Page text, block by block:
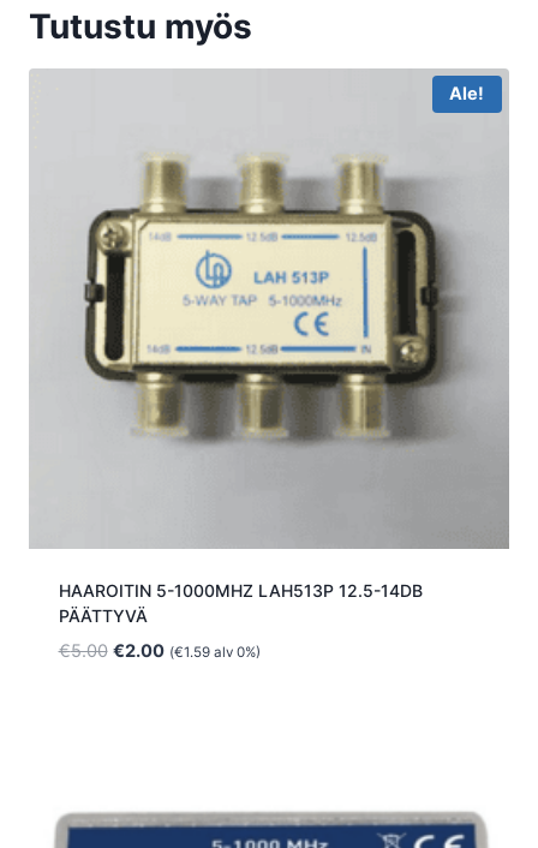
Tutustu myös
Ale!
HAAROITIN 5-1000MHZ LAH513P 12.5-14DB
PÄÄTTYVÄ
€5.00 Alkuperäinen
€2.00Nykyinen
(€1.59alv 0%)